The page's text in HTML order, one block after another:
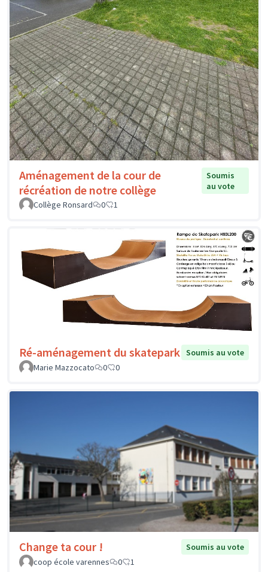
Aménagement de la cour de
récréation de notre collège
Soumis
au vote
Collège Ronsard
0 1
Ré-aménagement du skatepark Soumis au vote
Marie Mazzocato
0 0
Change ta cour !
Soumis au vote
coop école varennes
0 1